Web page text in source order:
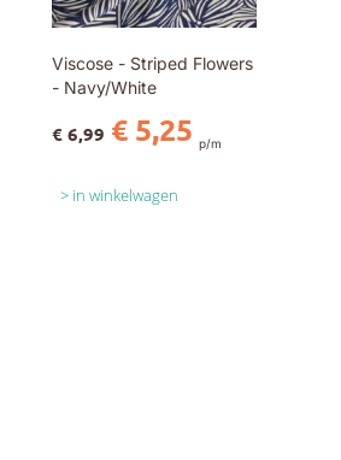
Viscose - Striped Flowers
- Navy/White
€ 5,25
€ 6,99 p/m
in winkelwagen